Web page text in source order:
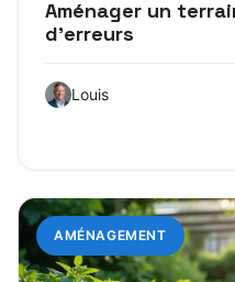
Aménager un
d’erreurs
Louis
AMÉNAGEMENT